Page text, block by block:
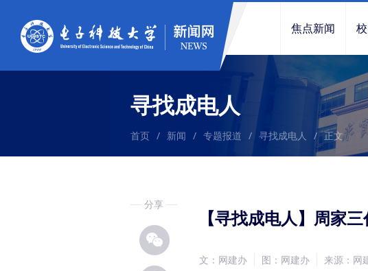
焦点新闻
寻找成电人
首页 / 新闻 / 专题报道 / 寻找成电人 / 正文
分享
【寻找成电人】周家
文：网建办 图：网建办 来源：网